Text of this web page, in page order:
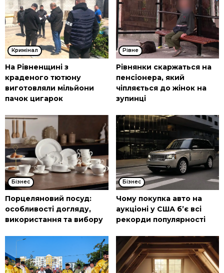
Кримінал
На Рівненщині з
краденого тютюну
виготовляли мільйони
пачок цигарок
Рівне
Рівнянки скаржаться на
пенсіонера, який
чіпляється до жінок на
зупинці
Бізнес
Порцеляновий посуд:
особливості догляду,
використання та вибору
Бізнес
Чому покупка авто на
аукціоні у США б’є всі
рекорди популярності